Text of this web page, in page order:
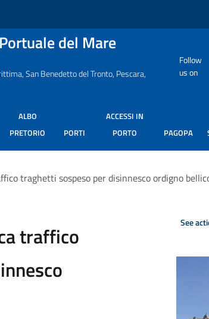
del Mare
San Benedetto del Tronto, Pescara,
Follow
us on
ALBO
PRETORIO
PORTI
ACCESSI IN
PORTO
PAGOPA
traghetti sospeso per disinnesco ordigno
traffico
See